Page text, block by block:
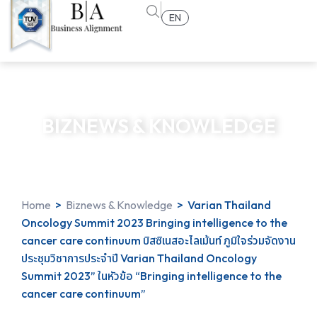
EN
BIZNEWS & KNOWLEDGE
Home > Biznews & Knowledge > Varian Thailand
Oncology Summit 2023 Bringing intelligence to the
cancer care continuum บิสซิเนสอะไลเม้นท์ ภูมิใจร่วมจัดงาน
ประชุมวิชาการประจำปี Varian Thailand Oncology
Summit 2023” ในหัวข้อ “Bringing intelligence to the
cancer care continuum”